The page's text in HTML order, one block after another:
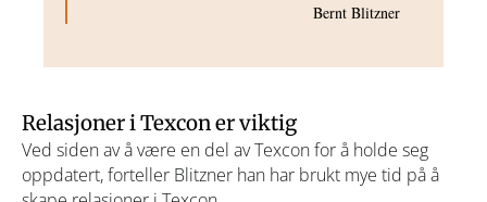
Bernt Blitzner
Relasjoner i Texcon er viktig
Ved siden av å være en del av Texcon for å holde seg
oppdatert, forteller Blitzner han har brukt mye tid på å